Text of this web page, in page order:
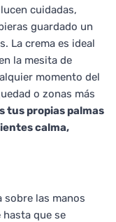
cuidadas,
guardado un
La crema es ideal
la mesita de
momento del
o zonas más
tus propias palmas
calma,
sobre las manos
hasta que se